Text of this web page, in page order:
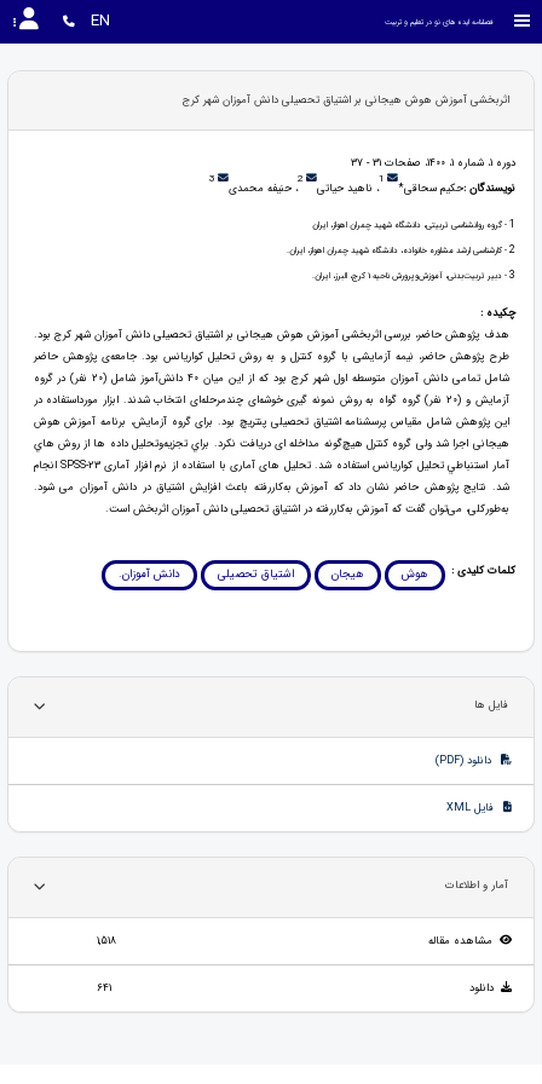
فصلنامه ایده های نو در تعلیم و تربیت EN
اثربخشی آموزش هوش هیجانی بر اشتیاق تحصیلی دانش آموزان شهر کرج
دوره 1، شماره 1، 1400، صفحات 31 - 37
نویسندگان :حکیم سحاقی* 1، ناهید حیاتی 2، حنیفه محمدی 3
1- گروه روانشناسی تربیتی، دانشگاه شهید چمران اهواز، ایران
2- کارشناسی ارشد مشاوره خانواده، دانشگاه شهید چمران اهواز، ایران.
3- دبیر تربیت‌بدنی، آموزش‌وپرورش ناحیه 1 کرج، البرز، ایران.
چکیده :
هدف پژوهش حاضر، بررسی اثربخشی آموزش هوش هیجانی بر اشتیاق تحصیلی دانش آموزان شهر کرج بود.
طرح پژوهش حاضر، نیمه آزمایشی با گروه کنترل و به روش تحلیل کواریانس بود. جامعه‌ی پژوهش حاضر
شامل تمامی دانش آموزان متوسطه اول شهر کرج بود که از این میان 40 دانش‌آموز شامل (20 نفر) در گروه
آزمایش و (20 نفر) گروه گواه به روش نمونه گیری خوشه‌ای چندمرحله‌ای انتخاب شدند. ابزار مورداستفاده در
این پژوهش شامل مقیاس پرسشنامه اشتیاق تحصیلی پنتریچ بود. برای گروه آزمایش، برنامه آموزش هوش
هیجانی اجرا شد ولی گروه کنترل هیچ‌گونه مداخله ای دریافت نکرد. براي تجزیه‌وتحلیل داده ها از روش هاي
آمار استنباطي تحليل كواريانس استفاده شد. تحلیل های آماری با استفاده از نرم افزار آماری 23-SPSS انجام
شد. نتايج پژوهش حاضر نشان داد كه آموزش به‌کاررفته باعث افزایش اشتیاق در دانش آموزان می شود.
به‌طورکلی، می‌توان گفت که آموزش به‌کاررفته در اشتیاق تحصیلی دانش آموزان اثربخش است.
کلمات کلیدی : هوش هیجان اشتیاق تحصیلی دانش آموزان.
فایل ها
دانلود (PDF)
فایل XML
آمار و اطلاعات
مشاهده مقاله 1,518
دانلود 641